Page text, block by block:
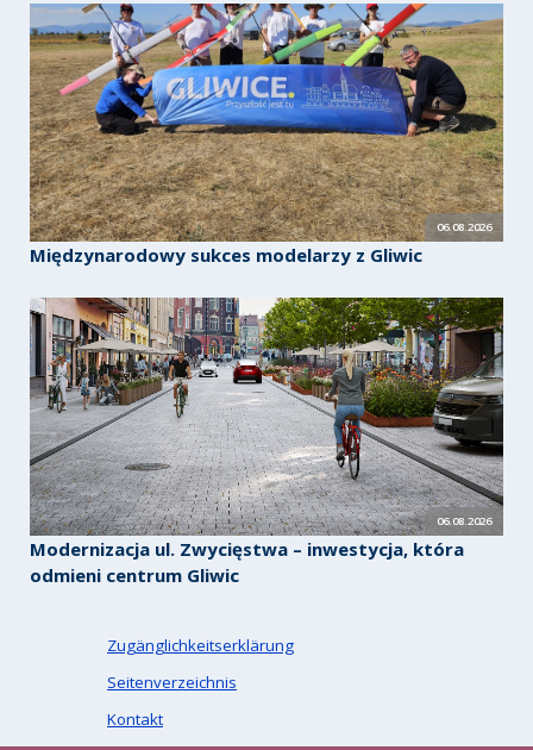
06.08.2026
Międzynarodowy sukces modelarzy z Gliwic
06.08.2026
Modernizacja ul. Zwycięstwa – inwestycja, która
odmieni centrum Gliwic
Zugänglichkeitserklärung
Seitenverzeichnis
Kontakt